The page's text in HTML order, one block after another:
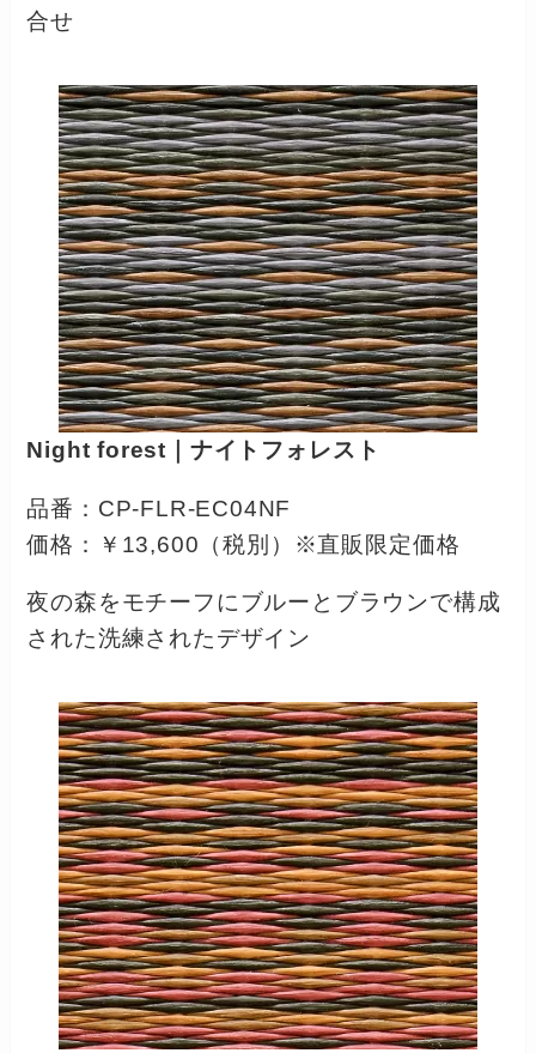
合せ
Night forest｜ナイトフォレスト
品番：CP-FLR-EC04NF
価格：￥13,600（税別）※直販限定価格
夜の森をモチーフにブルーとブラウンで構成
された洗練されたデザイン